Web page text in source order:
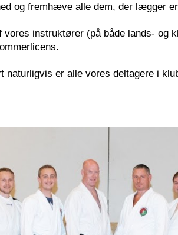
og fremhæve alle dem, der lægger
instruktører (på både lands- og
er alle vores deltagere i